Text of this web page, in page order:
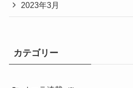
2023年3月
カテゴリー